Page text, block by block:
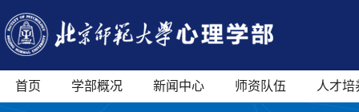
首页 学部概况 新闻中心 师资队伍 人才培